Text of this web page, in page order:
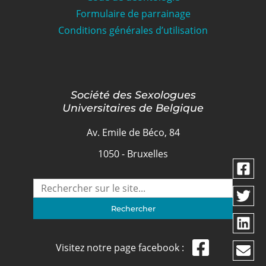
Formulaire de parrainage
Conditions générales d’utilisation
Société des Sexologues
Universitaires de Belgique
Av. Emile de Béco, 84
1050 - Bruxelles
Visitez notre page facebook :